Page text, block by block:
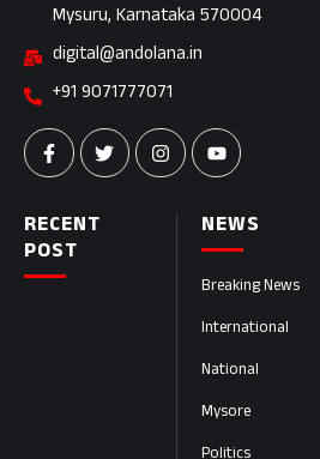
NEWS
Breaking News
International
National
Mysore
RECENT
POST
Mysuru, Karnataka 570004
digital@andolana.in
+91 9071777071